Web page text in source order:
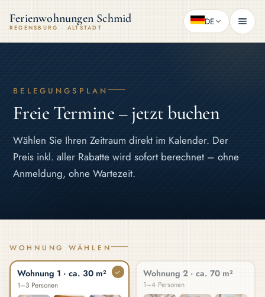
Ferienwohnungen Schmid
REGENSBURG · ALTSTADT
DE
BELEGUNGSPLAN
Freie Termine – jetzt buchen
Wählen Sie Ihren Zeitraum direkt im Kalender. Der
Preis inkl. aller Rabatte wird sofort berechnet – ohne
Anmeldung, ohne Wartezeit.
WOHNUNG WÄHLEN
Wohnung 1 · ca. 30 m²
1–3 Personen
✓ Wohnung 2 · ca. 70 m²
1–4 Personen